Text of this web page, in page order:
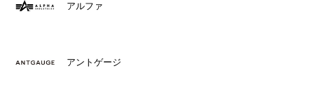
アルファ
アントゲージ